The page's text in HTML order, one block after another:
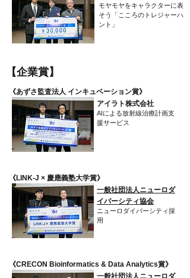
モヤモヤをキャラクターに表
そう「こころのトレジャーハ
ント」
​【企業賞】
​《あずさ監査法人 インキュベーション賞》
アイラト株式会社
AIによる放射線治療計画支
援サービス
​《LINK-J × 慶應義塾大学賞》
一般社団法人ニューロダ
イバーシティ協会
ニューロダイバーシティ採
用
​《CRECON Bioinformatics & Data Analytics賞》
一般社団法人ニューロダ